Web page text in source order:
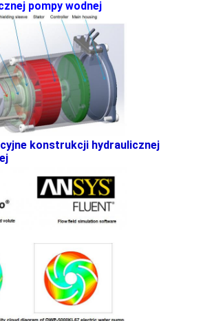
pompy wodnej
konstrukcji hydraulicznej